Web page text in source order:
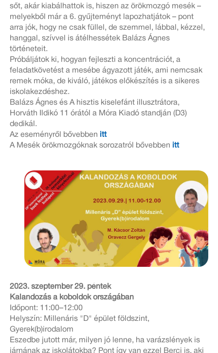
sőt, akár kiabálhattok is, hiszen az örökmozgó mesék –
melyekből már a 6. gyűjteményt lapozhatjátok – pont
arra jók, hogy ne csak füllel, de szemmel, lábbal, kézzel,
hanggal, szívvel is átélhessétek Balázs Ágnes
történeteit.
Próbáljátok ki, hogyan fejleszti a koncentrációt, a
feladatkövetést a mesébe ágyazott játék, ami nemcsak
remek móka, de kiváló, játékos előkészítés is a sikeres
iskolakezdéshez.
Balázs Ágnes és A hisztis kiselefánt illusztrátora,
Horváth Ildikó 11 órától a Móra Kiadó standján (D3)
dedikál.
Az eseményről bővebben itt
A Mesék örökmozgóknak sorozatról bővebben itt
2023. szeptember 29. péntek
Kalandozás a koboldok országában
Időpont: 11:00–12:00
Helyszín: Millenáris "D" épület földszint,
Gyerek(b)irodalom
Eszedbe jutott már, milyen jó lenne, ha varázslények is
járnának az iskolátokba? Pont így van ezzel Berci is, aki